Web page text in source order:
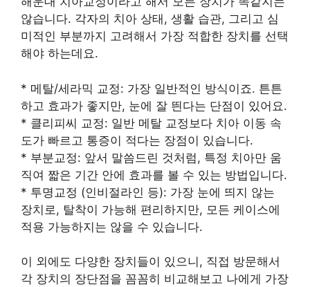
않습니다. 각자의 치아 상태, 생활 습관, 그리고 심
미적인 부분까지 고려해서 가장 적합한 장치를 선택
해야 하는데요.
* 메탈/세라믹 교정: 가장 일반적인 방식이죠. 튼튼
하고 효과가 좋지만, 눈에 잘 띈다는 단점이 있어요.
* 클리피씨 교정: 일반 메탈 교정보다 치아 이동 속
도가 빠르고 통증이 적다는 장점이 있습니다.
* 부분교정: 앞서 말씀드린 것처럼, 특정 치아만 움
직여 짧은 기간 안에 효과를 볼 수 있는 방법입니다.
* 투명교정 (인비절라인 등): 가장 눈에 띄지 않는
장치로, 탈착이 가능해 편리하지만, 모든 케이스에
적용 가능하지는 않을 수 있습니다.
이 외에도 다양한 장치들이 있으니, 직접 방문해서
각 장치의 장단점을 꼼꼼히 비교해보고 나에게 가장